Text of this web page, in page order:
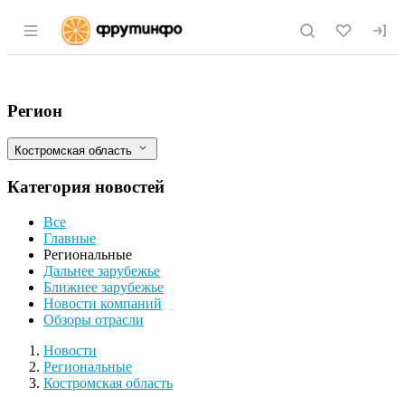
Раздел навигации по сайту fruitinfo.ru
На 7 тонн полевой клубники
Фильтры
Регион
Костромская область
Категория новостей
Все
Главные
Региональные
Дальнее зарубежье
Ближнее зарубежье
Новости компаний
Обзоры отрасли
Новости
Разделы
Новости
Региональные
Костромская область